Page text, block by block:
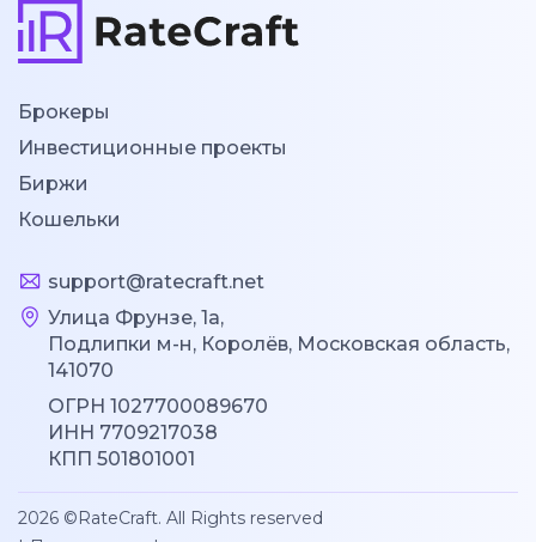
Брокеры
Инвестиционные проекты
Биржи
Кошельки
support@ratecraft.net
Улица Фрунзе, 1а,
Подлипки м-н, Королёв, Московская область,
141070
ОГРН 1027700089670
ИНН 7709217038
КПП 501801001
2026 ©RateCraft. All Rights reserved